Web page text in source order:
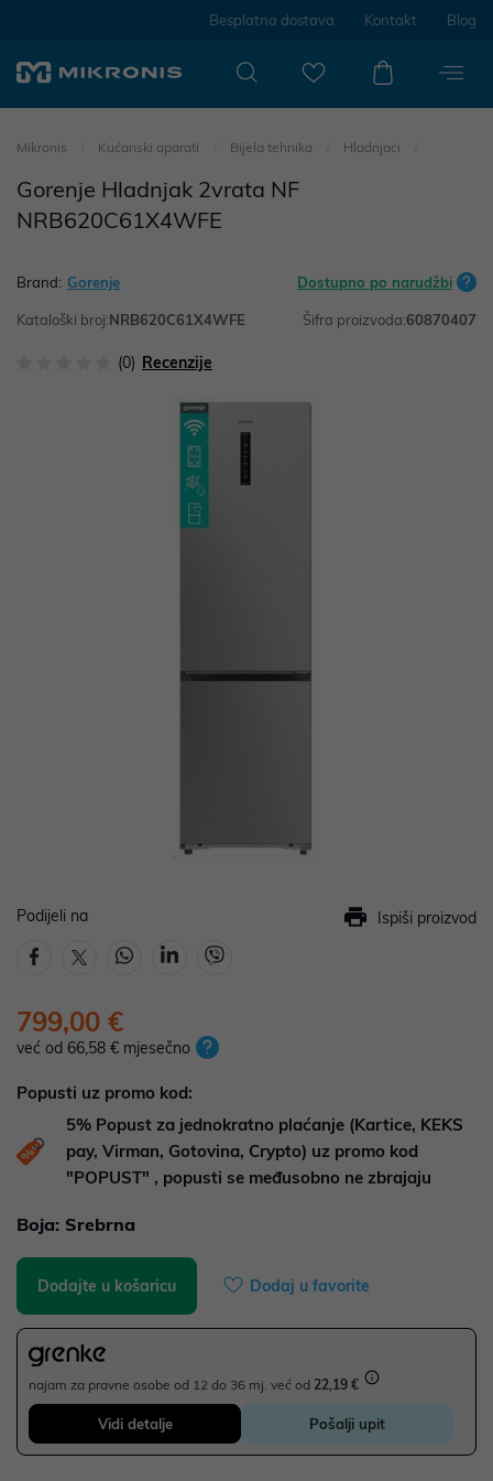
Besplatna dostava Kontakt Blog
Mikronis Kućanski aparati Bijela tehnika Hladnjaci
Gorenje Hladnjak 2vrata NF
NRB620C61X4WFE
Brand: Gorenje Dostupno po narudžbi
Kataloški broj:NRB620C61X4WFE Šifra proizvoda:60870407
(0) Recenzije
Podijeli na Ispiši proizvod
799,00 €
već od 66,58 € mjesečno
Popusti uz promo kod:
5% Popust za jednokratno plaćanje (Kartice, KEKS
pay, Virman, Gotovina, Crypto) uz promo kod
"POPUST" , popusti se međusobno ne zbrajaju
Boja: Srebrna
Dodajte u košaricu Dodaj u favorite
najam za pravne osobe od 12 do 36 mj. već od 22,19 €
Vidi detalje Pošalji upit